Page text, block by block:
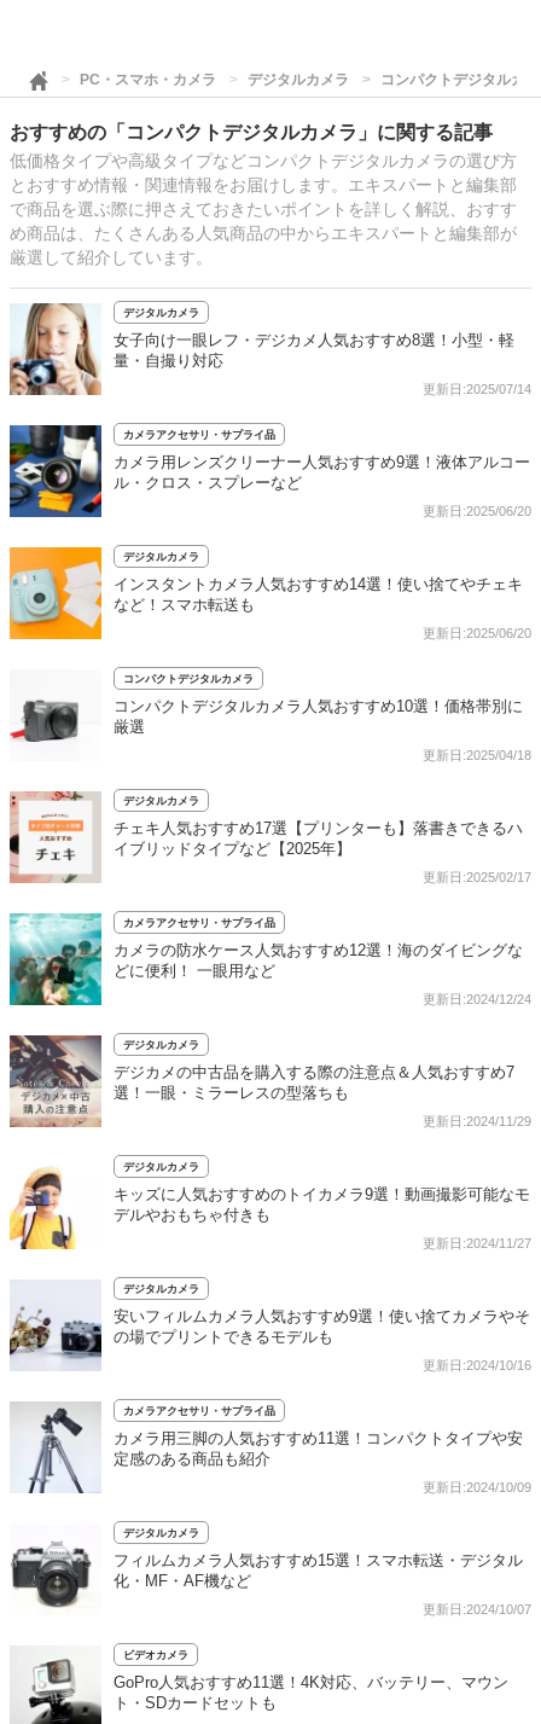
PC・スマホ・カメラ デジタルカメラ コンパクトデジタルカ
おすすめの「コンパクトデジタルカメラ」に関する記事
低価格タイプや高級タイプなどコンパクトデジタルカメラの選び方
とおすすめ情報・関連情報をお届けします。エキスパートと編集部
で商品を選ぶ際に押さえておきたいポイントを詳しく解説、おすす
め商品は、たくさんある人気商品の中からエキスパートと編集部が
厳選して紹介しています。
デジタルカメラ
女子向け一眼レフ・デジカメ人気おすすめ8選！小型・軽
量・自撮り対応
更新日:2025/07/14
カメラアクセサリ・サプライ品
カメラ用レンズクリーナー人気おすすめ9選！液体アルコー
ル・クロス・スプレーなど
更新日:2025/06/20
デジタルカメラ
インスタントカメラ人気おすすめ14選！使い捨てやチェキ
など！スマホ転送も
更新日:2025/06/20
コンパクトデジタルカメラ
コンパクトデジタルカメラ人気おすすめ10選！価格帯別に
厳選
更新日:2025/04/18
デジタルカメラ
チェキ人気おすすめ17選【プリンターも】落書きできるハ
イブリッドタイプなど【2025年】
更新日:2025/02/17
カメラアクセサリ・サプライ品
カメラの防水ケース人気おすすめ12選！海のダイビングな
どに便利！ 一眼用など
更新日:2024/12/24
デジタルカメラ
デジカメの中古品を購入する際の注意点＆人気おすすめ7
選！一眼・ミラーレスの型落ちも
更新日:2024/11/29
デジタルカメラ
キッズに人気おすすめのトイカメラ9選！動画撮影可能なモ
デルやおもちゃ付きも
更新日:2024/11/27
デジタルカメラ
安いフィルムカメラ人気おすすめ9選！使い捨てカメラやそ
の場でプリントできるモデルも
更新日:2024/10/16
カメラアクセサリ・サプライ品
カメラ用三脚の人気おすすめ11選！コンパクトタイプや安
定感のある商品も紹介
更新日:2024/10/09
デジタルカメラ
フィルムカメラ人気おすすめ15選！スマホ転送・デジタル
化・MF・AF機など
更新日:2024/10/07
ビデオカメラ
GoPro人気おすすめ11選！4K対応、バッテリー、マウン
ト・SDカードセットも